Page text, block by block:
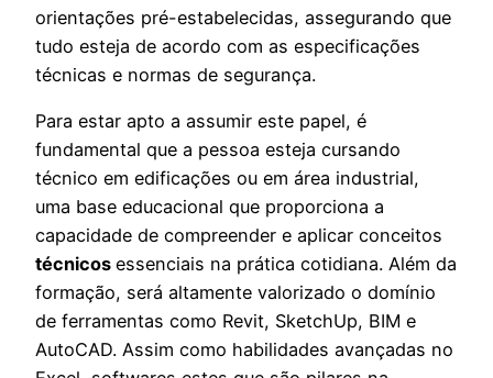
orientações pré-estabelecidas, assegurando que
tudo esteja de acordo com as especificações
técnicas e normas de segurança.
Para estar apto a assumir este papel, é
fundamental que a pessoa esteja cursando
técnico em edificações ou em área industrial,
uma base educacional que proporciona a
capacidade de compreender e aplicar conceitos
técnicos essenciais na prática cotidiana. Além da
formação, será altamente valorizado o domínio
de ferramentas como Revit, SketchUp, BIM e
AutoCAD. Assim como habilidades avançadas no